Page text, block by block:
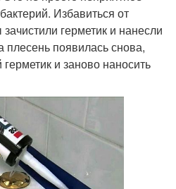
Избавиться от
герметик и нанесли
плесень появилась снова,
и заново наносить